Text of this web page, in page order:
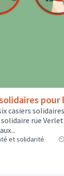
pour
casiers
rue Verlet
et solidarité